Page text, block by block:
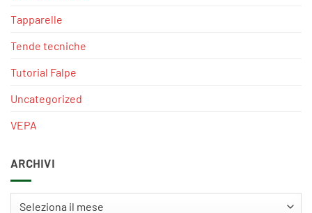
Tapparelle
Tende tecniche
Tutorial Falpe
Uncategorized
VEPA
ARCHIVI